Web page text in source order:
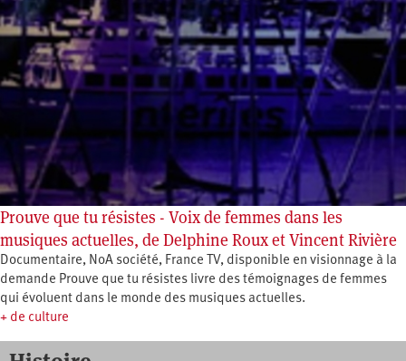
Prouve que tu résistes - Voix de femmes dans les
musiques actuelles, de Delphine Roux et Vincent Rivière
Documentaire, NoA société, France TV, disponible en visionnage à la
demande Prouve que tu résistes livre des témoignages de femmes
qui évoluent dans le monde des musiques actuelles.
+ de culture